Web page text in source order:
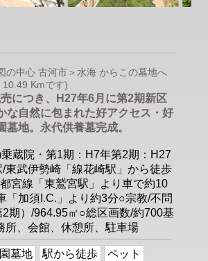
の中心 古河市＞水海 からこの墓地へ
Kmです)
につき、H27年6月に第2期新区
な自然に包まれた好アクセス・好
墓地。永代供養墓完成。
蔵院・第1期：H7年第2期：H27
東武伊勢崎「線花崎駅」から徒歩
宮線「東鷲宮駅」より車で約10
「加須I.C.」より約3分○宗教/不問
期）/964.95㎡○総区画数/約700基
所、会館、休憩所、駐車場
墓地 駅から徒歩 ペット